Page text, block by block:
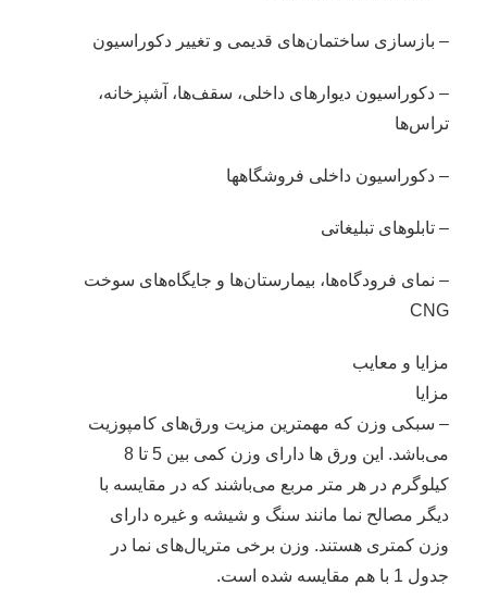
– بازسازی ساختمان‌های قدیمی و تغییر دکوراسیون
– دکوراسیون دیوارهای داخلی، سقف‌ها، آشپزخانه،
تراس‌ها
– دکوراسیون داخلی فروشگاهها
– تابلوهای تبلیغاتی
– نمای فرودگاه‌ها، بیمارستان‌ها و جایگاه‌های سوخت
CNG
مزایا و معایب
مزایا
– سبکی وزن که مهمترین مزیت ورق‌های کامپوزیت
می‌باشد. این ورق ها دارای وزن کمی بین 5 تا 8
کیلوگرم در هر متر مربع می‌باشند که در مقایسه با
دیگر مصالح نما مانند سنگ و شیشه و غیره دارای
وزن کمتری هستند. وزن برخی متریال‌های نما در
جدول 1 با هم مقایسه شده است.